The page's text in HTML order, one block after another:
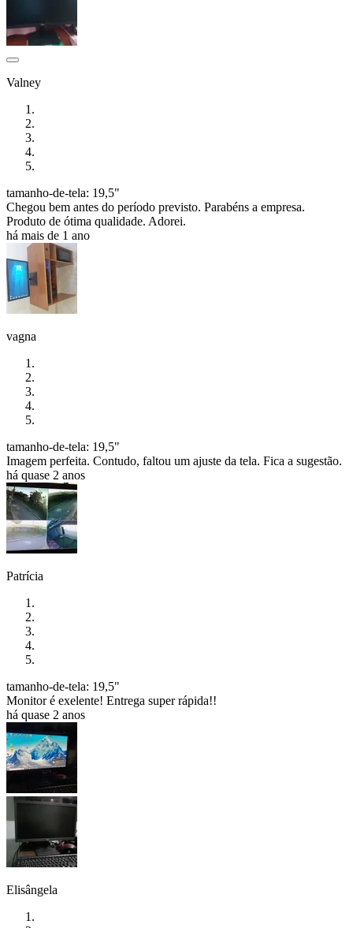
Valney
tamanho-de-tela: 19,5"
Chegou bem antes do período previsto. Parabéns a empresa.
Produto de ótima qualidade. Adorei.
há mais de 1 ano
vagna
tamanho-de-tela: 19,5"
Imagem perfeita. Contudo, faltou um ajuste da tela. Fica a sugestão.
há quase 2 anos
Patrícia
tamanho-de-tela: 19,5"
Monitor é exelente! Entrega super rápida!!
há quase 2 anos
Elisângela